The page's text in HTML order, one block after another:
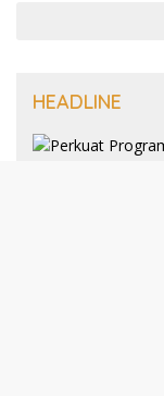
HEADLINE